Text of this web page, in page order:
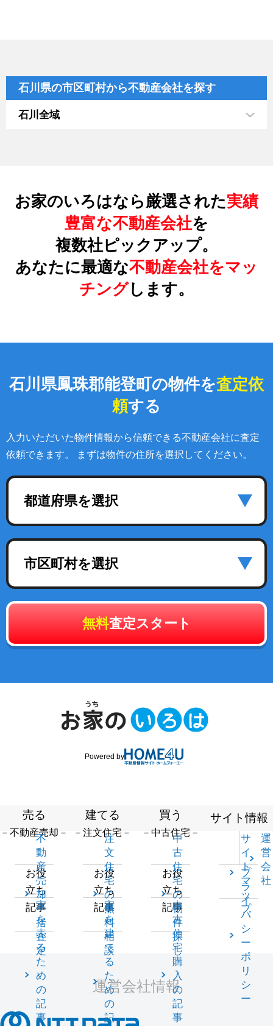
石川県の市区町村から不動産会社を探す
石川全域
お家のいろはなら厳選された実績
豊富な不動産会社を
複数社ピックアップ。
あなたに最適な不動産会社をマッ
チングします。
石川県鳳珠郡能登町の物件を査定依
頼する
入力いただいた物件情報から信頼できる不動産会社に査定
依頼できます。 まずは物件の住所を選択してください。
都道府県を選択
市区町村を選択
無料査定スタート
Powered by
売る
－不動産売却－
不
動
産
売
却
一
括
査
定
お役
立ち
記事
家
を
売
る
た
め
の
記
事
建てる
－注文住宅－
注
文
住
宅
の
無
料
相
談
お役
立ち
記事
家
を
建
て
る
た
め
の
記
買う
－中古住宅－
中
古
住
宅
の
物
件
探
し
お役
立ち
記事
中
古
住
宅
購
入
の
記
事
サイト情報
サ
イ
ト
マ
ッ
プ
運
営
会
社
プ
ラ
イ
バ
シ
ー
ポ
リ
シ
ー
運営会社情報